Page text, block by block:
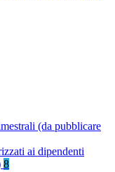
(da pubblicare
ai dipendenti
8